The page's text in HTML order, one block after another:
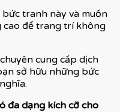
tranh này và muốn
cao để trang trí không
cung cấp dịch
sở hữu những bức
đa dạng kích cỡ cho